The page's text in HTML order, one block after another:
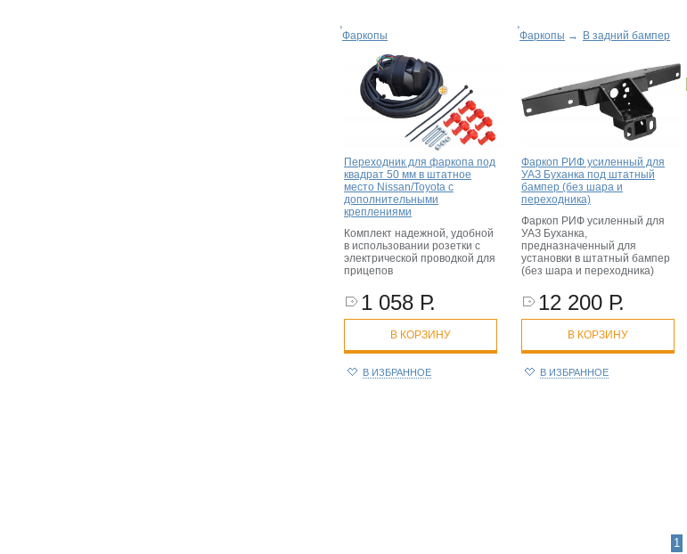
Фаркопы
Переходник для фаркопа под
квадрат 50 мм в штатное
место Nissan/Toyota с
дополнительными
креплениями
Комплект надежной, удобной
в использовании розетки с
электрической проводкой для
прицепов
1 058 Р.
В КОРЗИНУ
В ИЗБРАННОЕ
Фаркопы → В задний бампер
Фаркоп РИФ усиленный для
УАЗ Буханка под штатный
бампер (без шара и
переходника)
Фаркоп РИФ усиленный для
УАЗ Буханка,
предназначенный для
установки в штатный бампер
(без шара и переходника)
12 200 Р.
В КОРЗИНУ
В ИЗБРАННОЕ
1